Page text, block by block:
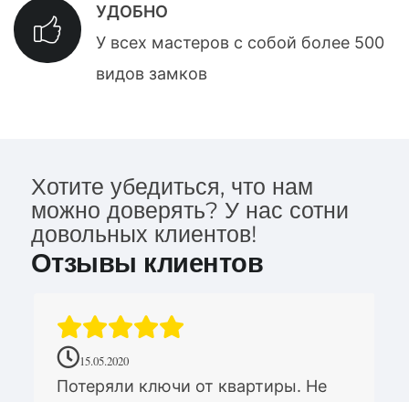
УДОБНО
У всех мастеров с собой более 500
видов замков
Хотите убедиться, что нам
можно доверять? У нас сотни
довольных клиентов!
Отзывы клиентов
15.05.2020
Потеряли ключи от квартиры. Не